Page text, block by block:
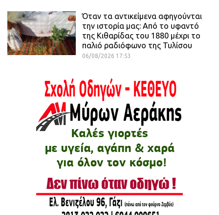
Όταν τα αντικείμενα αφηγούνται
την ιστορία μας: Από το υφαντό
της Κιθαρίδας του 1880 μέχρι το
παλιό ραδιόφωνο της Τυλίσου
06/08/2026 17:53